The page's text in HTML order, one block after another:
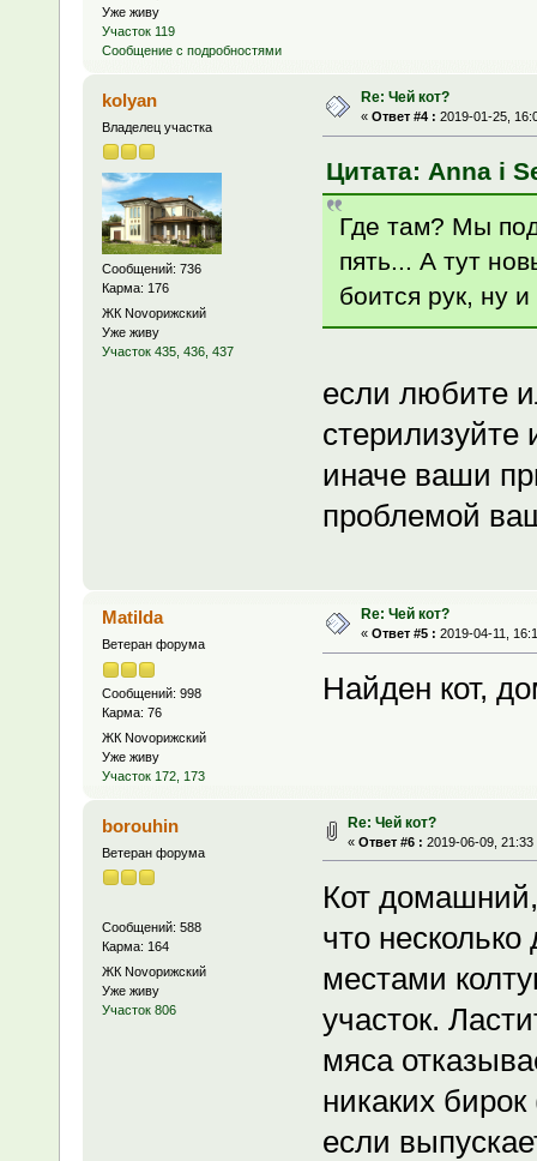
Уже живу
Участок 119
Сообщение с подробностями
kolyan
Владелец участка
Сообщений: 736
Карма: 176
ЖК Novoрижский
Уже живу
Участок 435, 436, 437
Re: Чей кот?
« Ответ #4 : 2019-01-25,
Цитата: Anna i
Где там? Мы
пять... А тут
боится рук, ну
если любите
стерилизуйте
иначе ваши
проблемой
Matilda
Ветеран форума
Сообщений: 998
Карма: 76
ЖК Novoрижский
Уже живу
Участок 172, 173
Re: Чей кот?
« Ответ #5 : 2019-04-11,
Найден кот,
borouhin
Ветеран форума
Сообщений: 588
Карма: 164
ЖК Novoрижский
Уже живу
Участок 806
Re: Чей кот?
« Ответ #6 : 2019-06-09, 21:33
Кот
что
местами
участок.
мяса
никаких
если